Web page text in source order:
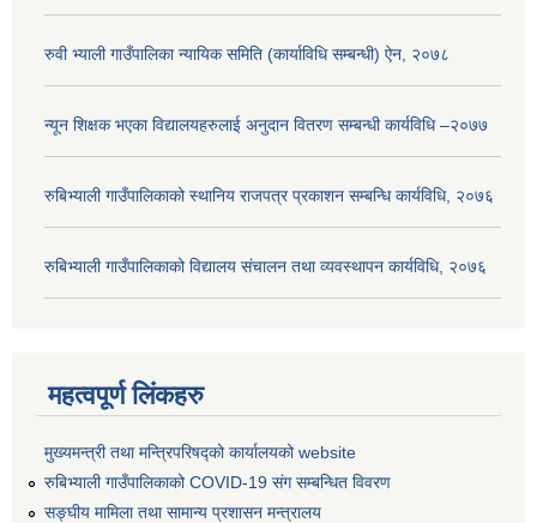
रुवी भ्याली गाउँपालिका न्यायिक समिति (कार्याविधि सम्बन्धी) ऐन, २०७८
न्यून शिक्षक भएका ‍विद्यालयहरुलाई अनुदान वितरण सम्बन्धी कार्यविधि –२०७७
रुबिभ्याली गाउँपालिकाको स्थानिय राजपत्र प्रकाशन सम्बन्धि कार्यविधि, २०७६
रुबिभ्याली गाउँपालिकाको विद्यालय संचालन तथा व्यवस्थापन कार्यविधि, २०७६
महत्वपूर्ण लिंकहरु
मुख्यमन्त्री तथा मन्त्रिपरिषद्को कार्यालयको website
रुबिभ्याली गाउँपालिकाको COVID-19 संग सम्बन्धित विवरण
सङ्‍घीय मामिला तथा सामान्य प्रशासन मन्त्रालय